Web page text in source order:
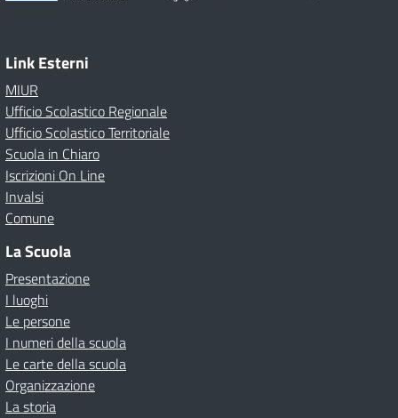
Link Esterni
MIUR
Ufficio Scolastico Regionale
Ufficio Scolastico Territoriale
Scuola in Chiaro
Iscrizioni On Line
Invalsi
Comune
La Scuola
Presentazione
I luoghi
Le persone
I numeri della scuola
Le carte della scuola
Organizzazione
La storia